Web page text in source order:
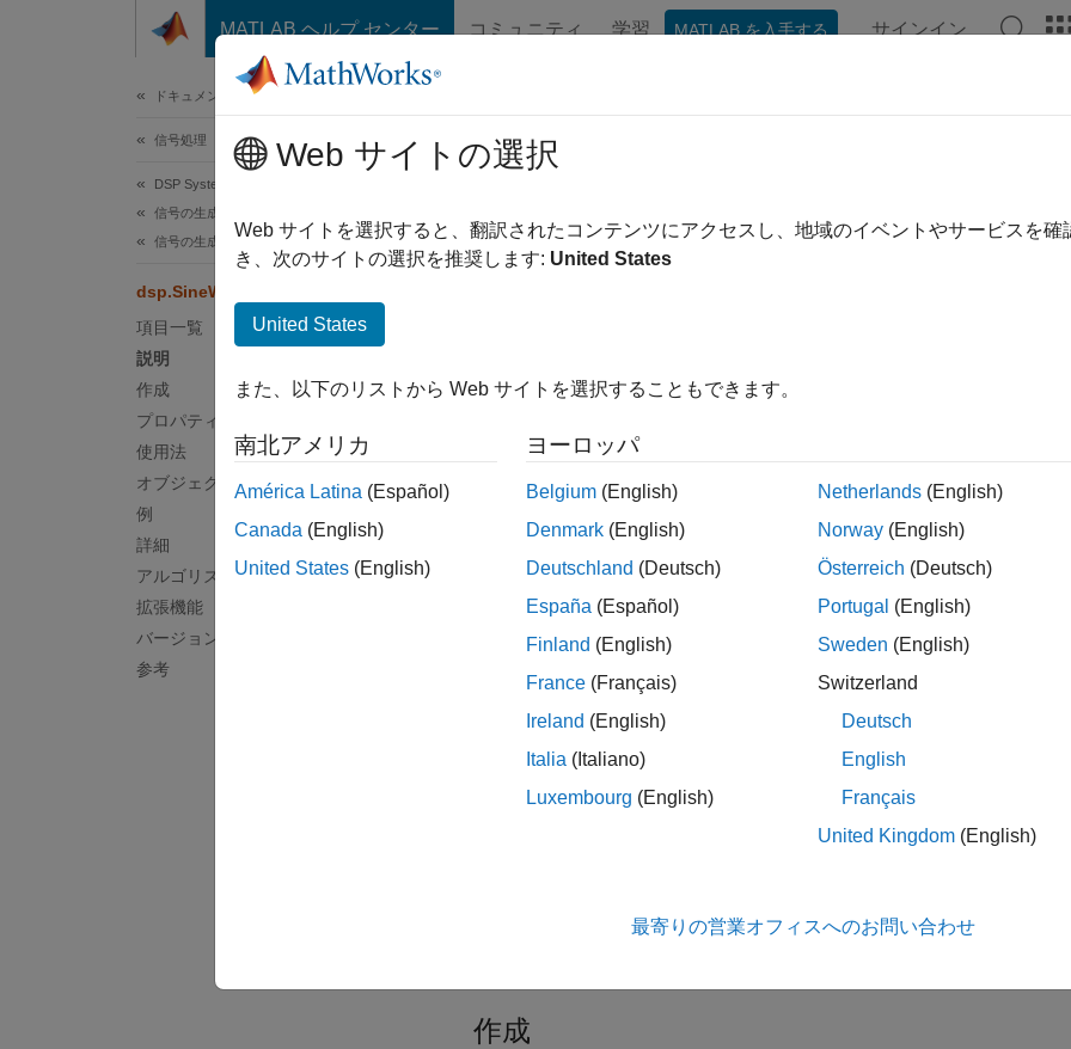
コンテンツへスキップ
MATLAB ヘルプ センター コミュニティ 学習 MATLAB を入手する サインイン
ドキュメンテーションのホーム
信号処理
DSP System Toolbox
信号の生成、操作および解析
信号の生成
dsp.SineWave
項目一覧
説明
作成
プロパティ
使用法
オブジェクト関数
例
詳細
アルゴリズム
拡張機能
バージョン履歴
参考
このページの内容は最新ではありません。最新版の英語を参照する
説明
独立した振幅と周波数および位相があります。
カラーまたは長さがNのベクトルにすることができます。ここで、
ィの少なくとも 1 つを長さが
のベクトルとして指定する場合、他
の各チャネルに対して適用されます。
dsp.SineWaveオブジェクトと
関数はどちらも離散正弦波信号を
タイム データ ストリームを処理し、システム状態を自動的に処理
システム状態を処理できないデータに対して 1 回限りの計算を実行
離散時間正弦波信号を生成するには、次のようにします。
関数と同様に、引数を指定してオブジェクトを呼び出します。
作成
Web サイトの選択
Web サイトを選択すると、翻訳されたコンテンツにアクセスし、地域のイベントやサービスを
き、次のサイトの選択を推奨します: United States
United States
また、以下のリストから Web サイトを選択することもできます。
南北アメリカ
América Latina (Español)
Canada (English)
United States (English)
ヨーロッパ
Belgium (English)
Denmark (English)
Deutschland (Deutsch)
España (Español)
Finland (English)
France (Français)
Ireland (English)
Italia (Italiano)
Luxembourg (English)
Netherlands (English)
Norway (English)
Österreich (Deutsch)
Portugal (English)
Sweden (English)
Switzerland
Deutsch
English
Français
United Kingdom (English)
最寄りの営業オフィスへのお問い合わせ